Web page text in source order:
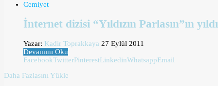
Cemiyet
İnternet dizisi “Yıldızın Parlasın”ın
Yazar: Kadir Toprakkaya 27 Eylül 2011
Devamını Oku
FacebookTwitterPinterestLinkedinWhatsappEmail
Daha Fazlasını Yükle